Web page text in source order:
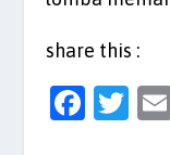
share this :
F
T